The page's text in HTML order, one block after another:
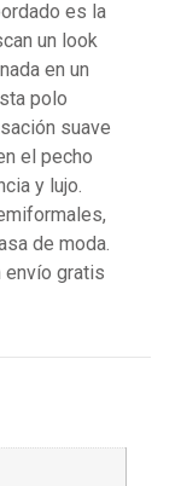
es la
un look
en un
polo
suave
el pecho
y lujo.
de moda.
envío gratis